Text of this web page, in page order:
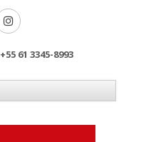
+55 61 3345-8993